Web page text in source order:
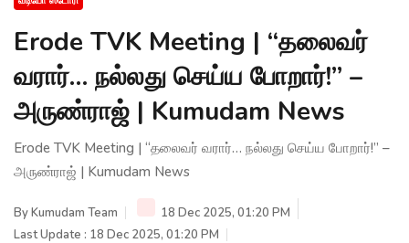
Erode TVK Meeting | “தலைவர்
வரார்… நல்லது செய்ய போறார்!” –
அருண்ராஜ் | Kumudam News
Erode TVK Meeting | “தலைவர் வரார்… நல்லது செய்ய போறார்!” –
அருண்ராஜ் | Kumudam News
ByKumudam Team
18 Dec 2025, 01:20 PM
Last Update : 18 Dec 2025, 01:20 PM